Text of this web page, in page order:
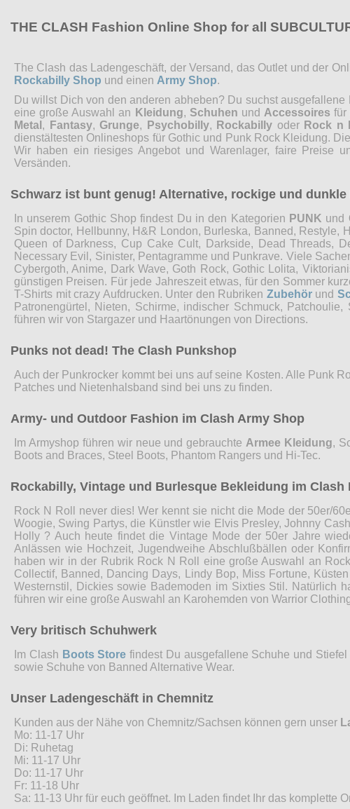
THE CLASH Fashion Online Shop for all
The Clash das Ladengeschäft, der Versand, das Outlet und der
Rockabilly Shop und einen Army Shop.
Du willst Dich von den anderen abheben? Du suchst
eine große Auswahl an Kleidung, Schuhen und Accessoires für
Metal , Fantasy, Grunge, Psychobilly, Rockabilly oder Rock n
dienstältesten Onlineshops für Gothic und Punk Rock Kleidung.
Wir haben ein riesiges Angebot und Warenlager, faire Preise
Versänden.
Schwarz ist bunt genug! Alternative, rockige und
In unserem Gothic Shop findest Du in den Kategorien PUNK und
Spin doctor, Hellbunny, H&R London, Burleska, Banned,
Queen of Darkness, Cup Cake Cult, Darkside, Dead Threads,
Necessary Evil, Sinister, Pentagramme und Punkrave. Viele
Cybergoth, Anime, Dark Wave, Goth Rock, Gothic Lolita,
günstigen Preisen. Für jede Jahreszeit etwas, für den Sommer
T-Shirts mit crazy Aufdrucken. Unter den Rubriken Zubehörund
Patronengürtel, Nieten, Schirme, indischer Schmuck,
führen wir von Stargazer und Haartönungen von Directions.
Punks not dead! The Clash Punkshop
Auch der Punkrocker kommt bei uns auf seine Kosten. Alle Punk
Patches und Nietenhalsband sind bei uns zu finden.
Army- und Outdoor Fashion im Clash Army Shop
Im Armyshop führen wir neue und gebrauchte Armee Kleidung,
Boots and Braces, Steel Boots, Phantom Rangers und Hi-Tec.
Rockabilly, Vintage und Burlesque Bekleidung im Clash
Rock N Roll never dies! Wer kennt sie nicht die Mode der 50er/
Woogie, Swing Partys, die Künstler wie Elvis Presley, Johnny
Holly ? Auch heute findet die Vintage Mode der 50er Jahre
Anlässen wie Hochzeit, Jugendweihe Abschlußbällen oder
haben wir in der Rubrik Rock N Roll eine große Auswahl an
Collectif, Banned, Dancing Days, Lindy Bop, Miss Fortune,
Westernstil, Dickies sowie Bademoden im Sixties Stil.
führen wir eine große Auswahl an Karohemden von Warrior
Very britisch Schuhwerk
Im Clash Boots Store findest Du ausgefallene Schuhe und
sowie Schuhe von Banned Alternative Wear.
Unser Ladengeschäft in Chemnitz
Kunden aus der Nähe von Chemnitz/Sachsen können gern unser
Mo: 11-17 Uhr
Di: Ruhetag
Mi: 11-17 Uhr
Do: 11-17 Uhr
Fr: 11-18 Uhr
Sa: 11-13 Uhr für euch geöffnet. Im Laden findet Ihr das komplette